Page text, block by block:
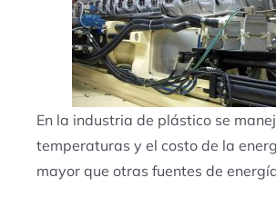
En la industria de plástico se
temperaturas y el costo de la
mayor que otras fuentes de